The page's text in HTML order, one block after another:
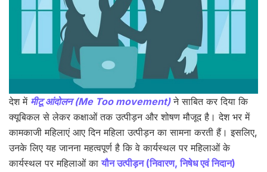
देश में मीटू आंदोलन (Me Too movement)ने साबित कर दिया कि
क्यूबिकल से लेकर कक्षाओं तक उत्पीड़न और शोषण मौजूद है। देश भर में
कामकाजी महिलाएं आए दिन महिला उत्पीड़न का सामना करती हैं। इसलिए,
उनके लिए यह जानना महत्वपूर्ण है कि वे कार्यस्थल पर महिलाओं के
कार्यस्‍थल पर महिलाओं कायौन उत्‍पीड़न (निवारण, निषेध एवं निदान)